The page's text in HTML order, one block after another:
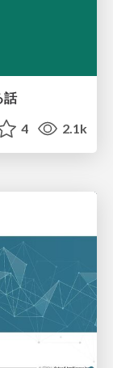
話
4 2.1k